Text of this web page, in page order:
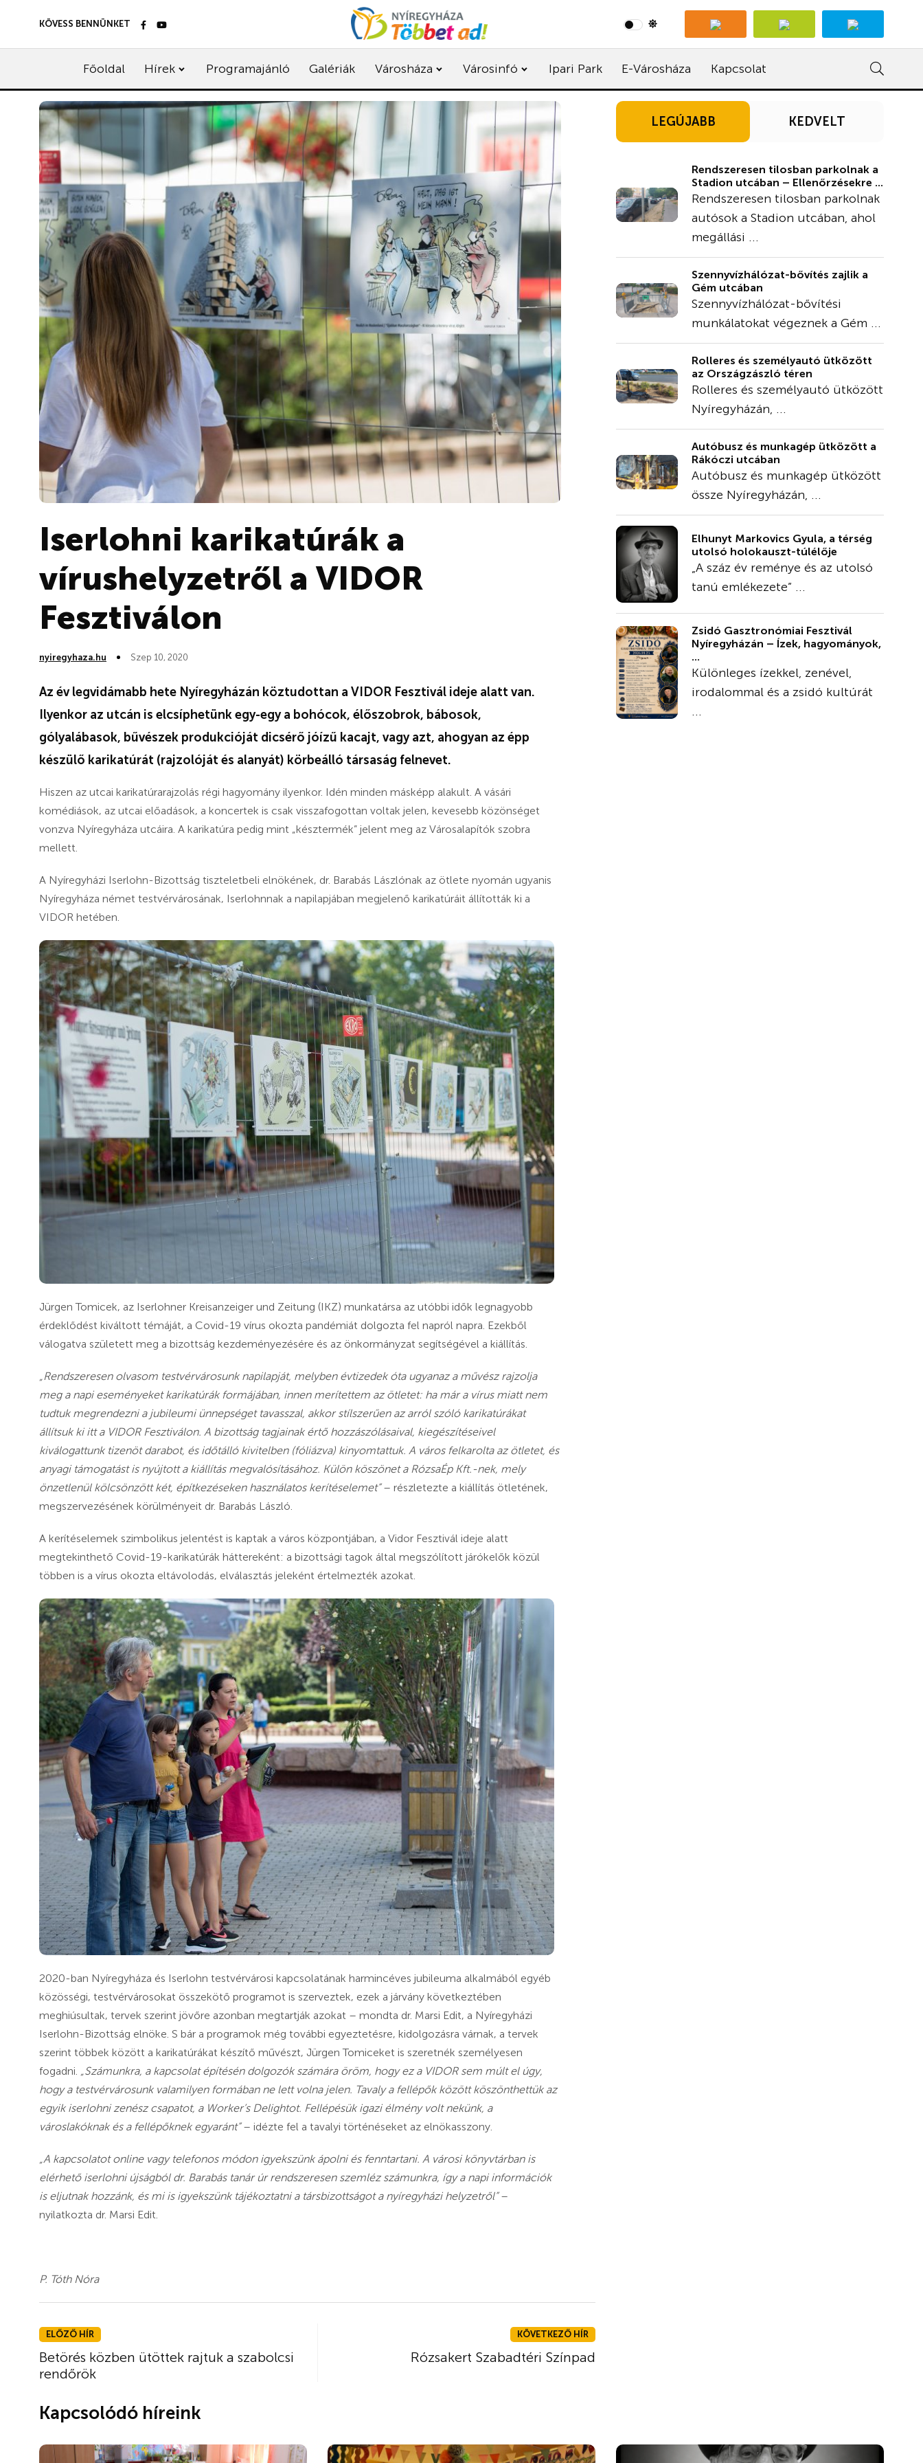
KÖVESS BENNÜNKET
Főoldal Hírek Programajánló Galériák Városháza Városinfó Ipari Park E-Városháza Kapcsolat
Iserlohni karikatúrák a
vírushelyzetről a VIDOR
Fesztiválon
nyiregyhaza.hu Szep 10, 2020
Az év legvidámabb hete Nyíregyházán köztudottan a VIDOR Fesztivál ideje alatt van.
Ilyenkor az utcán is elcsíphetünk egy-egy a bohócok, élőszobrok, bábosok,
gólyalábasok, bűvészek produkcióját dicsérő jóízű kacajt, vagy azt, ahogyan az épp
készülő karikatúrát (rajzolóját és alanyát) körbeálló társaság felnevet.
Hiszen az utcai karikatúrarajzolás régi hagyomány ilyenkor. Idén minden másképp alakult. A vásári
komédiások, az utcai előadások, a koncertek is csak visszafogottan voltak jelen, kevesebb közönséget
vonzva Nyíregyháza utcáira. A karikatúra pedig mint „késztermék” jelent meg az Városalapítók szobra
mellett.
A Nyíregyházi Iserlohn-Bizottság tiszteletbeli elnökének, dr. Barabás Lászlónak az ötlete nyomán ugyanis
Nyíregyháza német testvérvárosának, Iserlohnnak a napilapjában megjelenő karikatúráit állították ki a
VIDOR hetében.
Jürgen Tomicek, az Iserlohner Kreisanzeiger und Zeitung (IKZ) munkatársa az utóbbi idők legnagyobb
érdeklődést kiváltott témáját, a Covid-19 vírus okozta pandémiát dolgozta fel napról napra. Ezekből
válogatva született meg a bizottság kezdeményezésére és az önkormányzat segítségével a kiállítás.
„Rendszeresen olvasom testvérvárosunk napilapját, melyben évtizedek óta ugyanaz a művész rajzolja
meg a napi eseményeket karikatúrák formájában, innen merítettem az ötletet: ha már a vírus miatt nem
tudtuk megrendezni a jubileumi ünnepséget tavasszal, akkor stílszerűen az arról szóló karikatúrákat
állítsuk ki itt a VIDOR Fesztiválon. A bizottság tagjainak értő hozzászólásaival, kiegészítéseivel
kiválogattunk tizenöt darabot, és időtálló kivitelben (fóliázva) kinyomtattuk. A város felkarolta az ötletet, és
anyagi támogatást is nyújtott a kiállítás megvalósításához. Külön köszönet a RózsaÉp Kft.-nek, mely
önzetlenül kölcsönzött két, építkezéseken használatos kerítéselemet”– részletezte a kiállítás ötletének,
megszervezésének körülményeit dr. Barabás László.
A kerítéselemek szimbolikus jelentést is kaptak a város központjában, a Vidor Fesztivál ideje alatt
megtekinthető Covid-19-karikatúrák háttereként: a bizottsági tagok által megszólított járókelők közül
többen is a vírus okozta eltávolodás, elválasztás jeleként értelmezték azokat.
2020-ban Nyíregyháza és Iserlohn testvérvárosi kapcsolatának harmincéves jubileuma alkalmából egyéb
közösségi, testvérvárosokat összekötő programot is szerveztek, ezek a járvány következtében
meghiúsultak, tervek szerint jövőre azonban megtartják azokat – mondta dr. Marsi Edit, a Nyíregyházi
Iserlohn-Bizottság elnöke. S bár a programok még további egyeztetésre, kidolgozásra várnak, a tervek
szerint többek között a karikatúrákat készítő művészt, Jürgen Tomiceket is szeretnék személyesen
fogadni. „Számunkra, a kapcsolat építésén dolgozók számára öröm, hogy ez a VIDOR sem múlt el úgy,
hogy a testvérvárosunk valamilyen formában ne lett volna jelen. Tavaly a fellépők között köszönthettük az
egyik iserlohni zenész csapatot, a Worker’s Delightot. Fellépésük igazi élmény volt nekünk, a
városlakóknak és a fellépőknek egyaránt”– idézte fel a tavalyi történéseket az elnökasszony.
„A kapcsolatot online vagy telefonos módon igyekszünk ápolni és fenntartani. A városi könyvtárban is
elérhető iserlohni újságból dr. Barabás tanár úr rendszeresen szemléz számunkra, így a napi információk
is eljutnak hozzánk, és mi is igyekszünk tájékoztatni a társbizottságot a nyíregyházi helyzetről”–
nyilatkozta dr. Marsi Edit.
P. Tóth Nóra
ELŐZŐ HÍR
Betörés közben ütöttek rajtuk a szabolcsi
rendőrök
KÖVETKEZŐ HÍR
Rózsakert Szabadtéri Színpad
LEGÚJABB KEDVELT
Rendszeresen tilosban parkolnak a
Stadion utcában – Ellenőrzésekre ...
Rendszeresen tilosban parkolnak
autósok a Stadion utcában, ahol
megállási ...
Szennyvízhálózat-bővítés zajlik a
Gém utcában
Szennyvízhálózat-bővítési
munkálatokat végeznek a Gém ...
Rolleres és személyautó ütközött
az Országzászló téren
Rolleres és személyautó ütközött
Nyíregyházán, ...
Autóbusz és munkagép ütközött a
Rákóczi utcában
Autóbusz és munkagép ütközött
össze Nyíregyházán, ...
Elhunyt Markovics Gyula, a térség
utolsó holokauszt-túlélője
„A száz év reménye és az utolsó
tanú emlékezete” ...
Zsidó Gasztronómiai Fesztivál
Nyíregyházán – Ízek, hagyományok,
...
Különleges ízekkel, zenével,
irodalommal és a zsidó kultúrát
...
Kapcsolódó híreink